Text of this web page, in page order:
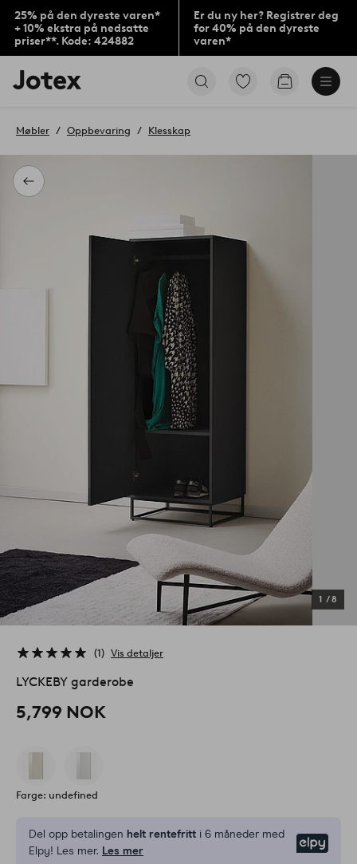
25% på den dyreste varen*
+ 10% ekstra på nedsatte
priser**. Kode: 424882
Er du ny her? Registrer deg
for 40% på den dyreste
varen*
Jotex’
logo
til
Gå
Gå
Tilbake
Møbler Oppbevaring Klesskap
1 /8
1 Vis detaljer
LYCKEBY garderobe
5,799 NOK
Farge: undefined
Del opp betalingen helt rentefritt i 6 måneder med
Elpy! Les mer. Les mer